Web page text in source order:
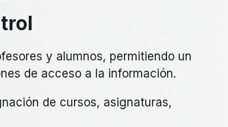
y alumnos, permitiendo un
de acceso a la información.
de cursos, asignaturas,